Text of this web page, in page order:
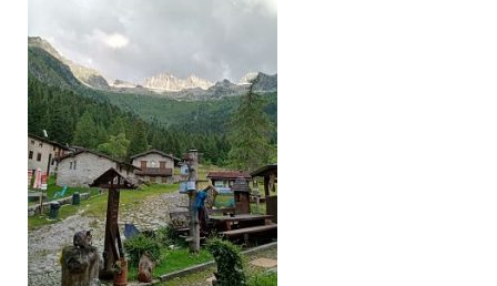
Cimbergo da vedere
Contatti